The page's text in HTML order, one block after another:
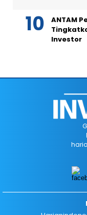
ANTAM
Investor